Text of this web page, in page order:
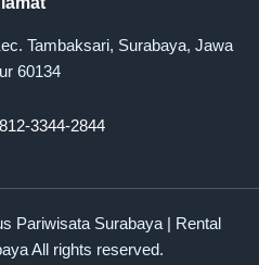
Tambaksari, Surabaya, Jawa
60134
3344-2844
Pariwisata Surabaya | Rental
All rights reserved.